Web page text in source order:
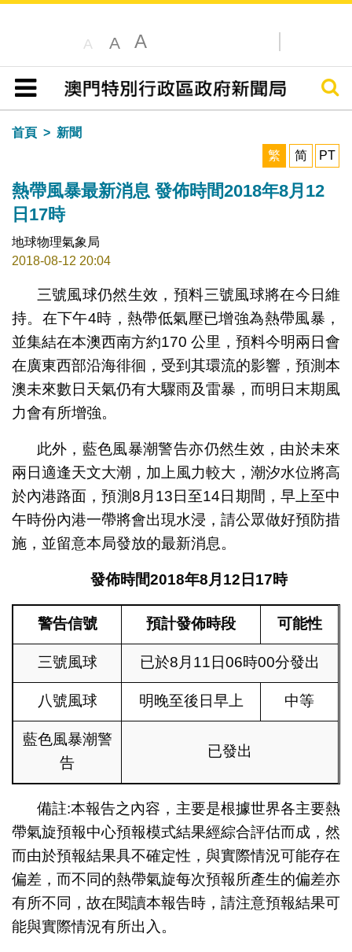
A A A
目錄
搜尋
首頁
新聞
繁
简 PT
熱帶風暴最新消息 發佈時間2018年8月12
日17時
地球物理氣象局
2018-08-12 20:04
三號風球仍然生效，預料三號風球將在今日維
持。在下午4時，熱帶低氣壓已增強為熱帶風暴，
並集結在本澳西南方約170 公里，預料今明兩日會
在廣東西部沿海徘徊，受到其環流的影響，預測本
澳未來數日天氣仍有大驟雨及雷暴，而明日末期風
力會有所增強。
此外，藍色風暴潮警告亦仍然生效，由於未來
兩日適逢天文大潮，加上風力較大，潮汐水位將高
於內港路面，預測8月13日至14日期間，早上至中
午時份內港一帶將會出現水浸，請公眾做好預防措
施，並留意本局發放的最新消息。
發佈時間2018年8月 12 日 17時
警告信號 預計發佈時段 可能性
三號風球 已於8月11日06時00分發出
八號風球 明晚至後日早上 中等
藍色風暴潮警
告
已發出
備註:本報告之內容，主要是根據世界各主要熱
帶氣旋預報中心預報模式結果經綜合評估而成，然
而由於預報結果具不確定性，與實際情況可能存在
偏差，而不同的熱帶氣旋每次預報所產生的偏差亦
有所不同，故在閱讀本報告時，請注意預報結果可
能與實際情況有所出入。